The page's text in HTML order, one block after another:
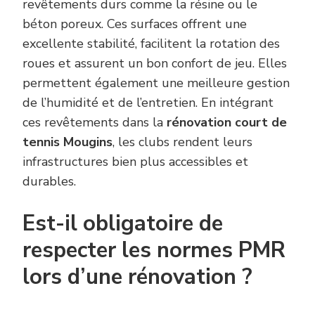
revêtements durs comme la résine ou le
béton poreux. Ces surfaces offrent une
excellente stabilité, facilitent la rotation des
roues et assurent un bon confort de jeu. Elles
permettent également une meilleure gestion
de l’humidité et de l’entretien. En intégrant
ces revêtements dans la rénovation court de
tennis Mougins, les clubs rendent leurs
infrastructures bien plus accessibles et
durables.
Est-il obligatoire de
respecter les normes PMR
lors d’une rénovation ?